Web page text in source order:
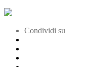
Condividi su